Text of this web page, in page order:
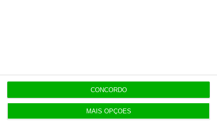
MAIS OPÇÕES
CONCORDO
Newsletters